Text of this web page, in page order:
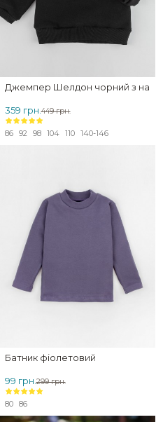
Джемпер Шелдон чорний з
449 грн.
359 грн.
86 92 98 104 110 140-146
Батник фіолетовий
299 грн.
99 грн.
80 86